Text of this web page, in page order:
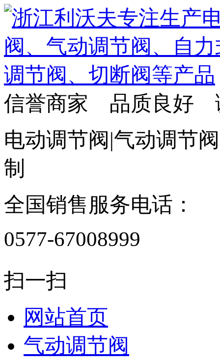
信誉商家 品质良好
电动调节阀|气动调节
制
全国销售服务电话：
0577-67008999
扫一扫
网站首页
气动调节阀